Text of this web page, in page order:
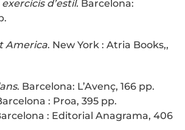
exercicis d’estil. Barcelona:
America. New York : Atria Books,,
. Barcelona: L’Avenç, 166 pp.
: Proa, 395 pp.
: Editorial Anagrama, 406